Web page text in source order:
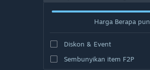
Harga Berapa pun
Diskon & Event
Sembunyikan item F2P